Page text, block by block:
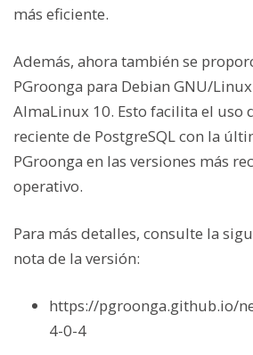
más eficiente.
Además, ahora también se
PGroonga para Debian GNU/
AlmaLinux 10. Esto facilita el uso
reciente de PostgreSQL con la
PGroonga en las versiones más
operativo.
Para más detalles, consulte la
nota de la versión:
https://pgroonga.github.io/
4-0-4